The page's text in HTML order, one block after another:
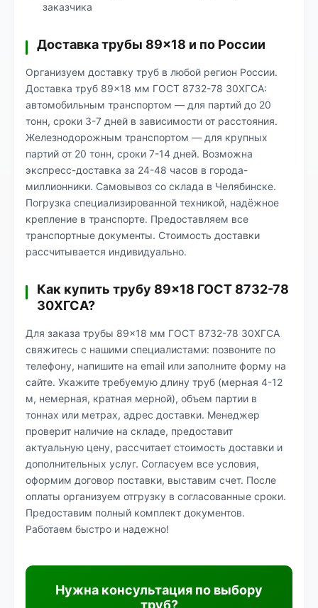
заказчика
Доставка трубы 89×18 и по России
Организуем доставку труб в любой регион России.
Доставка труб 89×18 мм ГОСТ 8732-78 30ХГСА:
автомобильным транспортом — для партий до 20
тонн, сроки 3-7 дней в зависимости от расстояния.
Железнодорожным транспортом — для крупных
партий от 20 тонн, сроки 7-14 дней. Возможна
экспресс-доставка за 24-48 часов в города-
миллионники. Самовывоз со склада в Челябинске.
Погрузка специализированной техникой, надёжное
крепление в транспорте. Предоставляем все
транспортные документы. Стоимость доставки
рассчитывается индивидуально.
Как купить трубу 89×18 ГОСТ 8732-78
30ХГСА?
Для заказа трубы 89×18 мм ГОСТ 8732-78 30ХГСА
свяжитесь с нашими специалистами: позвоните по
телефону, напишите на email или заполните форму на
сайте. Укажите требуемую длину труб (мерная 4-12
м, немерная, кратная мерной), объем партии в
тоннах или метрах, адрес доставки. Менеджер
проверит наличие на складе, предоставит
актуальную цену, рассчитает стоимость доставки и
дополнительных услуг. Согласуем все условия,
оформим договор поставки, выставим счет. После
оплаты организуем отгрузку в согласованные сроки.
Предоставим полный комплект документов.
Работаем быстро и надежно!
Нужна консультация по выбору
труб?